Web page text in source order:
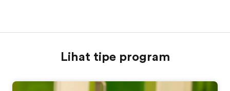
Lihat tipe program